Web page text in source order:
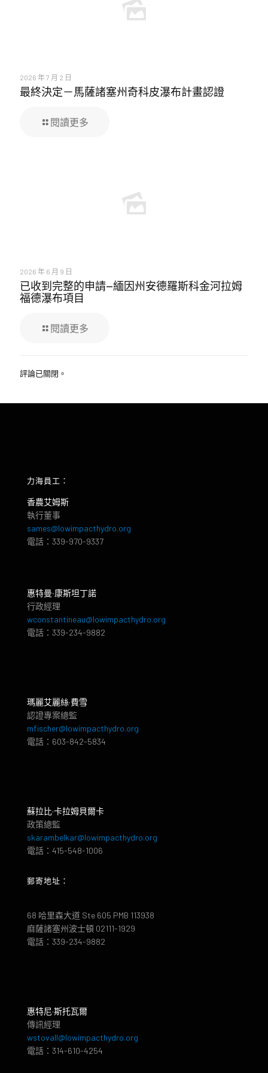
2026 年 7 月 2 日
最終決定－馬薩諸塞州奇科皮瀑布計畫認證
閱讀更多
2026 年 6 月 9 日
已收到完整的申請—緬因州安德羅斯科金河拉姆
福德瀑布項目
閱讀更多
評論已關閉。
力海員工：
香農艾姆斯
執行董事
sames@lowimpacthydro.org
電話：339-970-9337
惠特曼‧康斯坦丁諾
行政經理
wconstantineau@lowimpacthydro.org
電話：339-234-9882
瑪麗艾麗絲·費雪
認證專案總監
mfischer@lowimpacthydro.org
電話：603-842-5834
蘇拉比·卡拉姆貝爾卡
政策總監
skarambelkar@lowimpacthydro.org
電話：415-548-1006
郵寄地址：
68 哈里森大道 Ste 605 PMB 113938
麻薩諸塞州波士頓 02111-1929
電話：339-234-9882
惠特尼·斯托瓦爾
傳訊經理
wstovall@lowimpacthydro.org
電話：314-610-4254